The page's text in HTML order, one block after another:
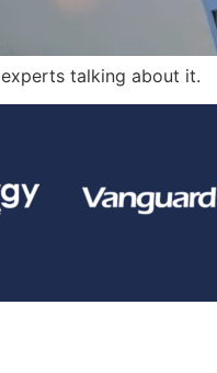
talking about it.